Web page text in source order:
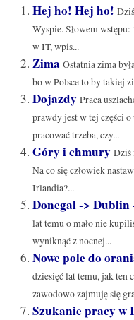
Hej ho! Hej ho!
Wyspie. Słowem wstępu:
w IT, wpis...
Zima Ostatnia zima
bo w Polsce to by takiej
Dojazdy Praca
prawdy jest w tej części
pracować trzeba, czy...
Góry i chmury Dziś
Na co się człowiek
Irlandia?...
Donegal -> Dublin
lat temu o mało nie
wyniknąć z nocnej...
Nowe pole do
dziesięć lat temu, jak ten
zawodowo zajmuję się
Szukanie pracy